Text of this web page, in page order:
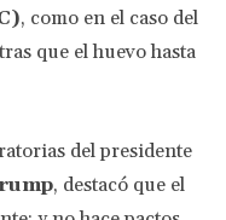
, como en el caso del
que el huevo hasta
del presidente
, destacó que el